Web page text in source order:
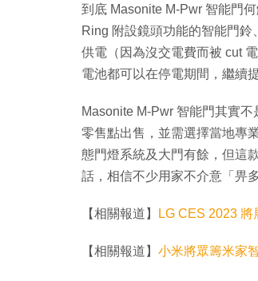
到底 Masonite M-Pwr 智能門
Ring 附設鏡頭功能的智能門
供電（因為沒交電費而被 cut
電池都可以在停電期間，繼續
Masonite M-Pwr 智能門其實
零售點出售，並需選擇當地專
態門燈系統及大門有餘，但這
話，相信不少用家不介意「畀
【相關報道】 LG CES 2023
【相關報道】 小米將眾籌米家